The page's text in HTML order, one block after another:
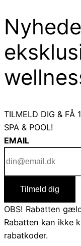
TILMELD DIG & FÅ
SPA & POOL!
EMAIL
Tilmeld dig
OBS! Rabatten
Rabatten kan ikke
rabatkoder.